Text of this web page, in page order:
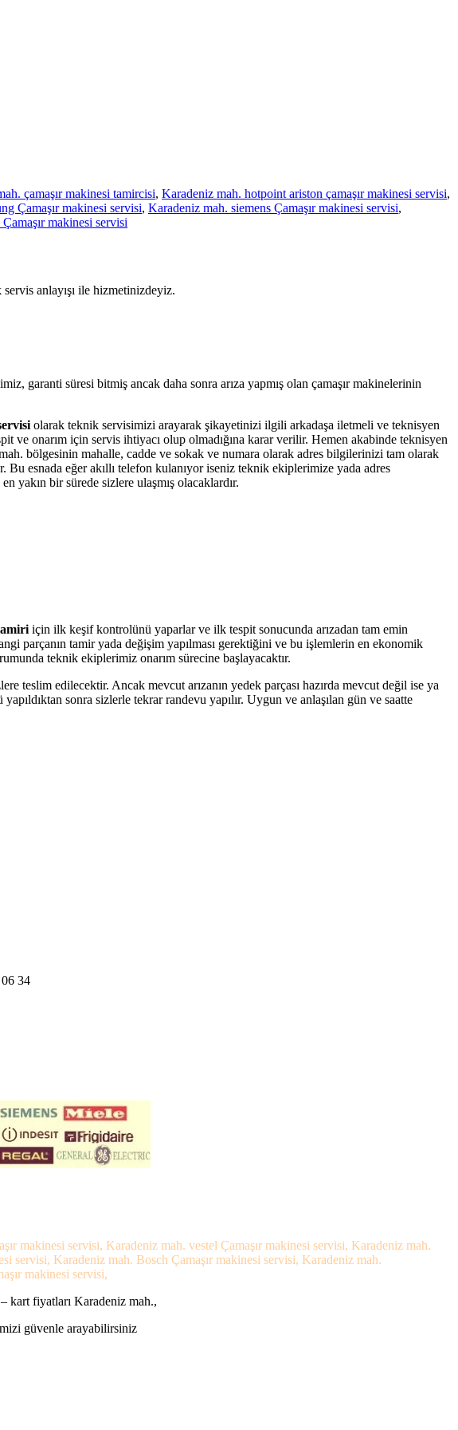
çamaşır makinesi tamircisi, Karadeniz mah. hotpoint ariston çamaşır makinesi servisi,
Çamaşır makinesi servisi, Karadeniz mah. siemens Çamaşır makinesi servisi,
makinesi servisi
anlayışı ile hizmetinizdeyiz.
garanti süresi bitmiş ancak daha sonra arıza yapmış olan çamaşır makinelerinin
olarak teknik servisimizi arayarak şikayetinizi ilgili arkadaşa iletmeli ve teknisyen
onarım için servis ihtiyacı olup olmadığına karar verilir. Hemen akabinde teknisyen
bölgesinin mahalle, cadde ve sokak ve numara olarak adres bilgilerinizi tam olarak
esnada eğer akıllı telefon kulanıyor iseniz teknik ekiplerimize yada adres
yakın bir sürede sizlere ulaşmış olacaklardır.
için ilk keşif kontrolünü yaparlar ve ilk tespit sonucunda arızadan tam emin
parçanın tamir yada değişim yapılması gerektiğini ve bu işlemlerin en ekonomik
teknik ekiplerimiz onarım sürecine başlayacaktır.
teslim edilecektir. Ancak mevcut arızanın yedek parçası hazırda mevcut değil ise ya
sonra sizlerle tekrar randevu yapılır. Uygun ve anlaşılan gün ve saatte
34
makinesi servisi, Karadeniz mah. vestel Çamaşır makinesi servisi, Karadeniz mah.
servisi, Karadeniz mah. Bosch Çamaşır makinesi servisi, Karadeniz mah.
makinesi servisi,
kart fiyatları Karadeniz mah.,
güvenle arayabilirsiniz